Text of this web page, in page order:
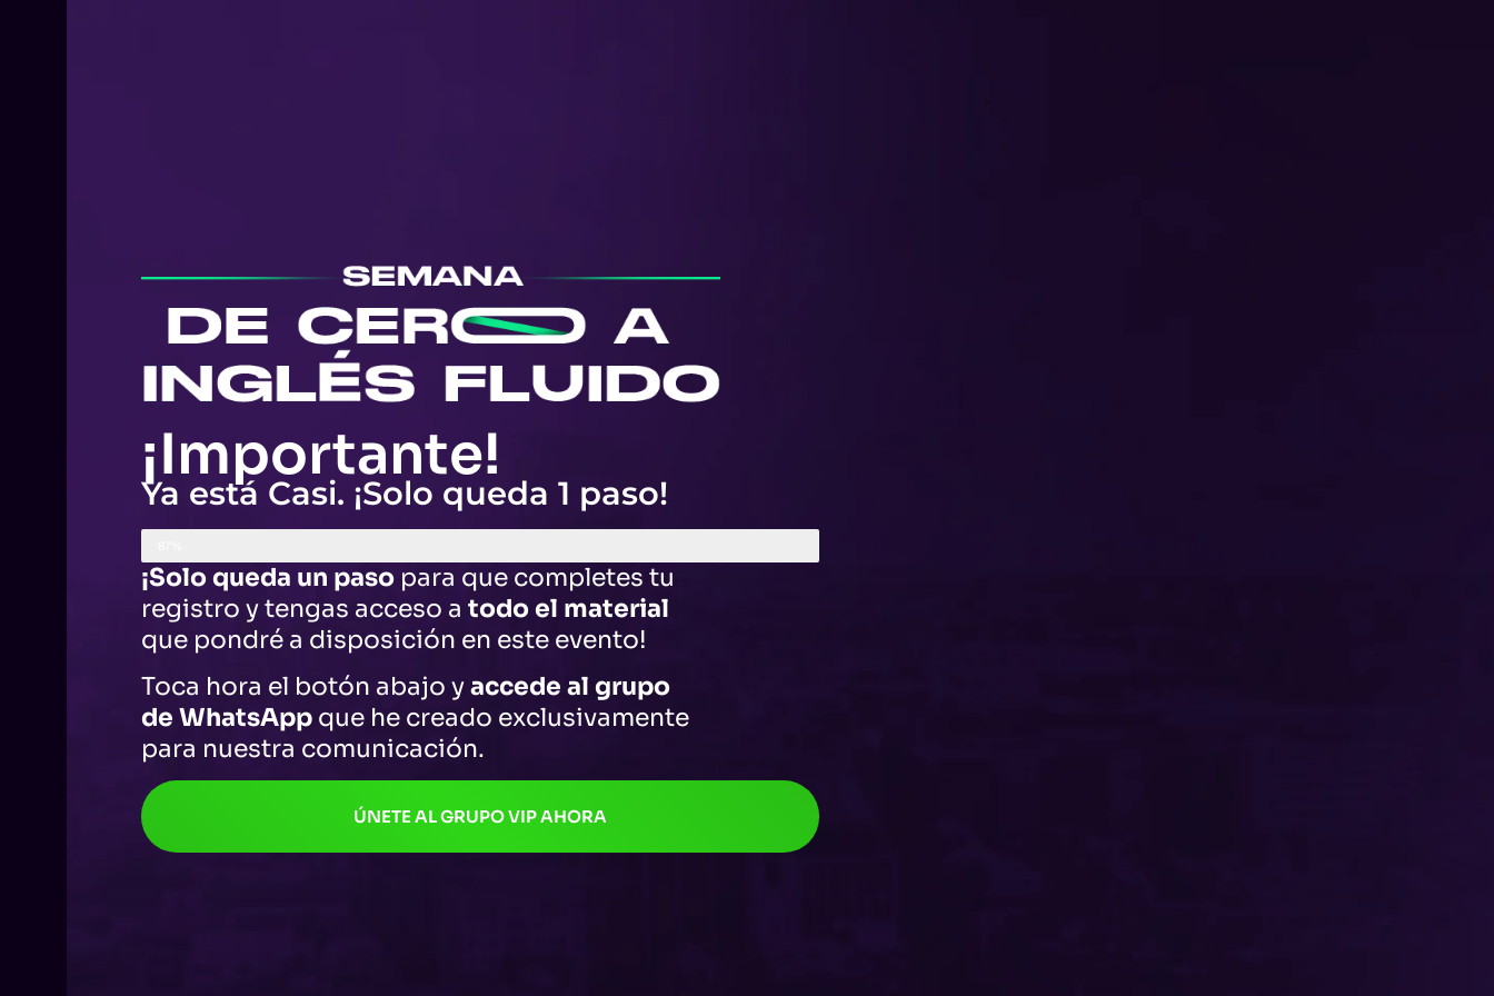
¡Importante!
Ya está Casi. ¡Solo queda 1 paso!
¡Solo queda un paso para que completes tu
registro y tengas acceso atodo el material
que pondré a disposición en este evento!
Toca hora el botón abajo yaccede al grupo
de WhatsApp que he creado exclusivamente
para nuestra comunicación.
ÚNETE AL GRUPO VIP AHORA